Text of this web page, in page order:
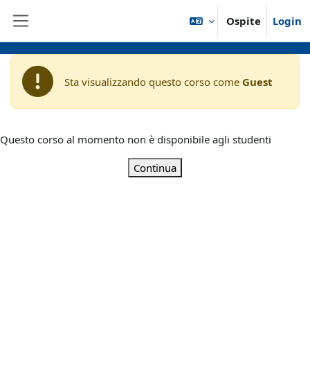
Ospite Login
Sta visualizzando questo corso come Guest
Questo corso al momento non è disponibile agli studenti
Continua